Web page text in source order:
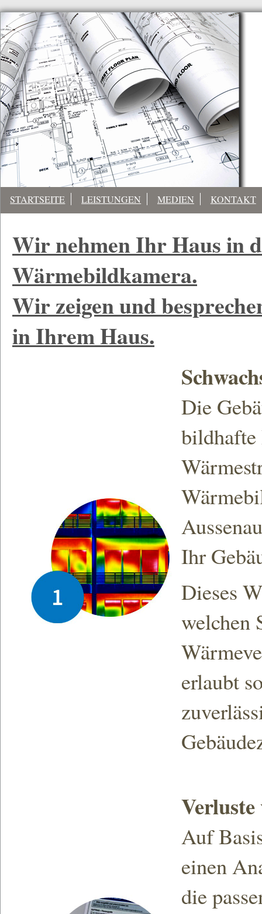
STARTSEITE LEISTUNGEN MEDIEN KONTAKT
Wir nehmen Ihr Haus in
Wärmebildkamera.
Wir zeigen und
in Ihrem Haus.
Die
bildhafte
Ihr
Dieses
welchen
erlaubt
Auf
einen
die